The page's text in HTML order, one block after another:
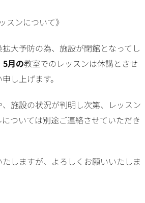
スンについて》
大予防の為、施設が閉館となってし
5月の教室でのレッスンは休講とさせ
し上げます。
施設の状況が判明し次第、レッスン
ついては別途ご連絡させていただき
しますが、よろしくお願いいたしま